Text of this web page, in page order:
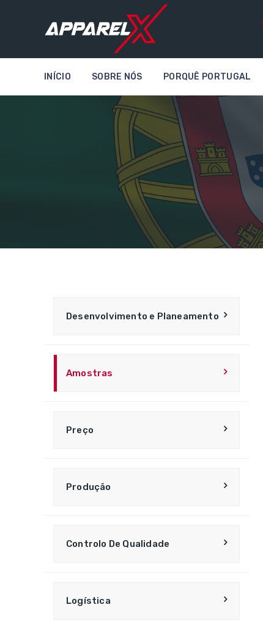
INÍCIO SOBRE NÓS PORQUÊ PORTUGAL
Desenvolvimento e Planeamento
Amostras
Preço
Produção
Controlo De Qualidade
Logística